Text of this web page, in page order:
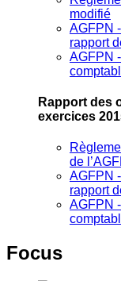
modifié
AGFPN
rapport
AGFPN
Rapport des
exercices
de
AGFPN
rapport
AGFPN
Focus